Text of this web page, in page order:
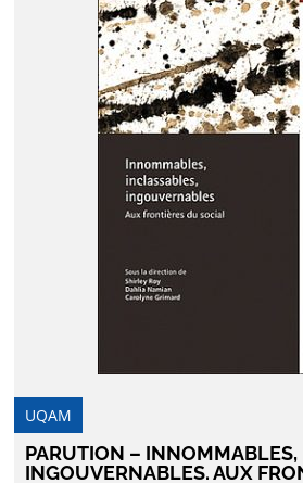
UQAM
PARUTION – INNOMMABLES,
INGOUVERNABLES. AUX